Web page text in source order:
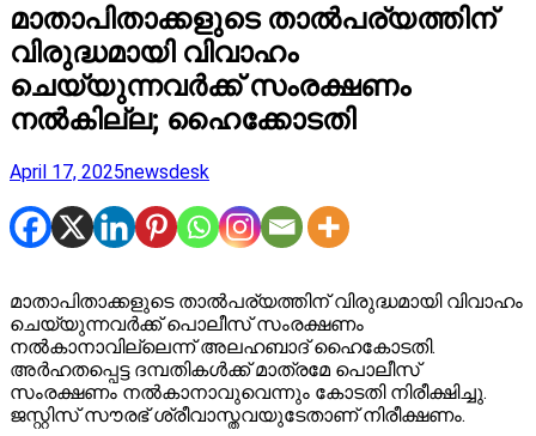
മാതാപിതാക്കളുടെ താല്‍പര്യത്തിന്
വിരുദ്ധമായി വിവാഹം
ചെയ്യുന്നവര്‍ക്ക് സംരക്ഷണം
നല്‍കില്ല; ഹൈക്കോടതി
April 17, 2025newsdesk
മാതാപിതാക്കളുടെ താല്‍പര്യത്തിന് വിരുദ്ധമായി വിവാഹം
ചെയ്യുന്നവര്‍ക്ക് പൊലീസ് സംരക്ഷണം
നല്‍കാനാവില്ലെന്ന് അലഹബാദ് ഹൈകോടതി.
അര്‍ഹതപ്പെട്ട ദമ്പതികള്‍ക്ക് മാത്രമേ പൊലീസ്
സംരക്ഷണം നല്‍കാനാവുവെന്നും കോടതി നിരീക്ഷിച്ചു.
ജസ്റ്റിസ് സൗരഭ് ശ്രീവാസ്തവയുടേതാണ് നിരീക്ഷണം.